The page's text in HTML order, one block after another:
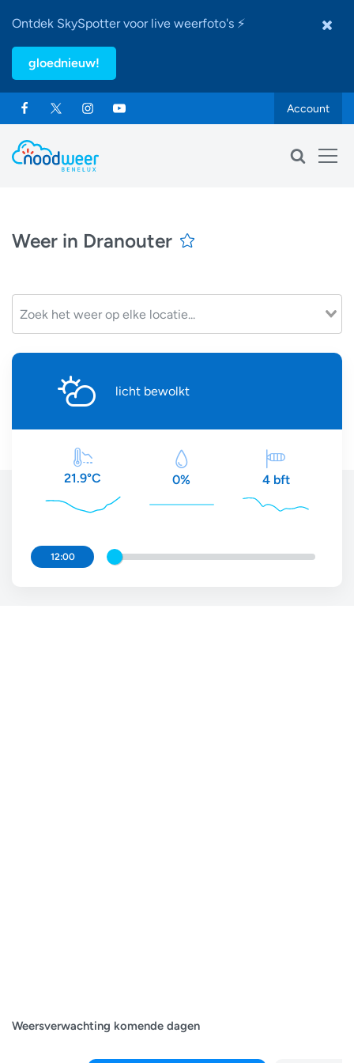
Ontdek SkySpotter voor live weerfoto's ⚡
gloednieuw!
Account
Weer in Dranouter
licht bewolkt
21.9°C 0% 4 bft
12:00
Weersverwachting komende dagen